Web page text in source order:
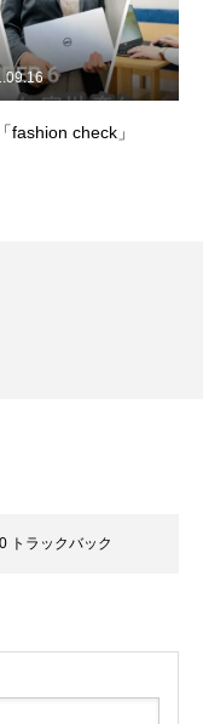
fashion check」
0 トラックバック